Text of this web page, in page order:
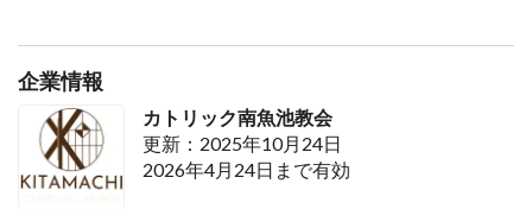
企業情報
カトリック南魚池教会
更新：2025年10月24日
2026年4月24日まで有効